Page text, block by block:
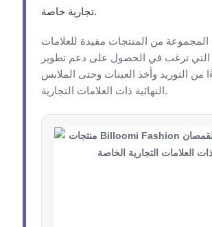
تجارية خاصة.
المجموعة من المنتجات مفيدة للعلامات
التي ترغب في الحصول على دعم تطوير
من التوريد وأخذ العينات وحتى الملابس
النهائية ذات العلامات التجارية.